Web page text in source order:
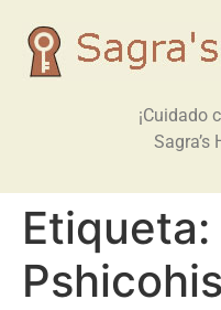
¡Cuidado
Sagra’s
Etiqueta: